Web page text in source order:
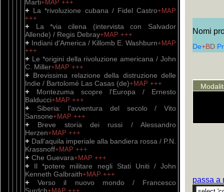
Marti+MAP +++
+ La *rivoluzione cubana / Fidel Castro+MAP
+++
+
La *via cilena (intervista con Salvador
Allende) / Regis Debray+MAP +++
+ Indiani d'America / Killomb E. Washburn+MAP
+++
+ Le *origini della rivoluzione americana / John
C. Miller+MAP +++
+ Brevissima relazione della distruzione delle
Indie / Bartolomé Las Casas (de)+MAP +++
+ Montezuma scopre l'Europa / Ernesto
Balducci+MAP +++
+
Siberia: l'avventura del secolo / Vito
Sansone+MAP +++
+ Breve storia dei russi / Alessandro
Herzen+MAP +++
+ Dall'aquila imperiale alla bandiera rossa / P.N.
Krassnoff+MAP +++
+ Che Guevara+MAP +++
+ Il *potere militare negli Stati Uniti / John
Kenneth Galbraith+MAP +++
+Verso il nuovo mondo / Francesco
Nomi
De+BD
passa a